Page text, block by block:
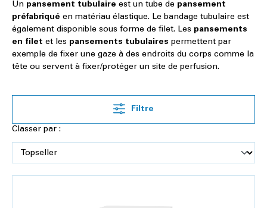
Un pansement tubulaire est un tube de pansement
préfabriqué en matériau élastique. Le bandage tubulaire est
également disponible sous forme de filet. Les pansements
en filet et les pansements tubulaires permettent par
exemple de fixer une gaze à des endroits du corps comme la
tête ou servent à fixer/protéger un site de perfusion.
Filtre
Classer par :